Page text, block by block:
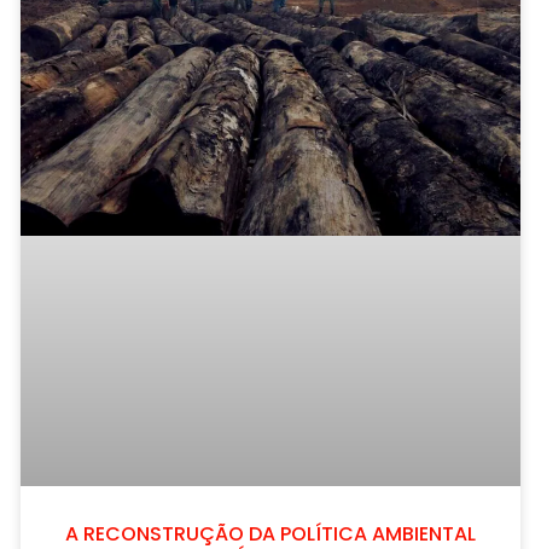
A RECONSTRUÇÃO DA POLÍTICA AMBIENTAL